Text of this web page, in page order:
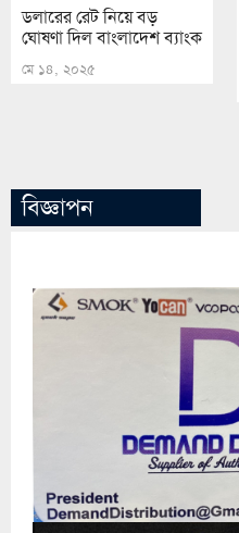
ডলারের রেট নিয়ে বড়
ঘোষণা দিল বাংলাদেশ ব্যাংক
মে ১৪, ২০২৫
বিজ্ঞাপন